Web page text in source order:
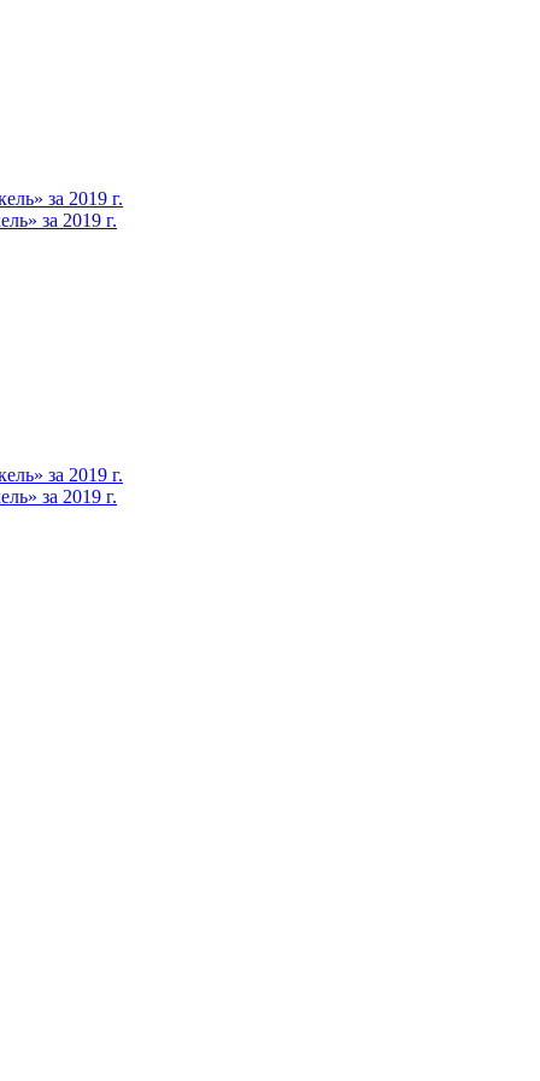
за 2019 г.
за 2019 г.
за 2019 г.
за 2019 г.